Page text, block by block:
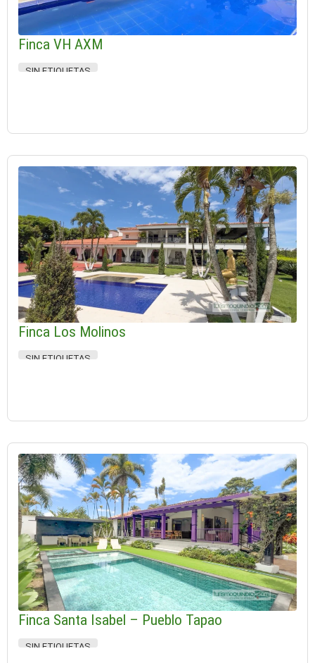
Finca VH AXM
SIN ETIQUETAS
Finca Los Molinos
SIN ETIQUETAS
Finca Santa Isabel – Pueblo Tapao
SIN ETIQUETAS